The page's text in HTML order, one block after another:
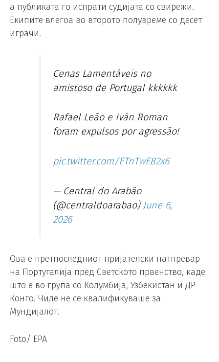
а публиката го испрати судијата со свирежи.
Екипите влегоа во второто полувреме со десет
играчи.
Cenas Lamentáveis no
amistoso de Portugal kkkkkk
Rafael Leão e Iván Roman
foram expulsos por agressão!
pic.twitter.com/ETnTwE82x6
— Central do Arabão
(@centraldoarabao) June 6,
2026
Ова е претпоследниот пријателски натпревар
на Португалија пред Светското првенство, каде
што е во група со Колумбија, Узбекистан и ДР
Конго. Чиле не се квалификуваше за
Мундијалот.
Foto/ EPA